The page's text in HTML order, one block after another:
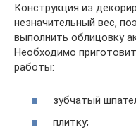
Конструкция из
незначительный вес,
выполнить облицовку
Необходимо
работы:
зубчатый
плитку;